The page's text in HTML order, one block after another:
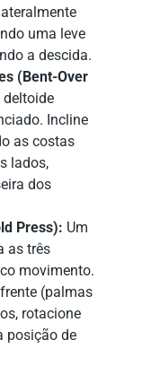
uma leve
a descida.
(Bent-Over
deltoide
Incline
as costas
lados,
dos
Press): Um
as três
movimento.
(palmas
rotacione
posição de